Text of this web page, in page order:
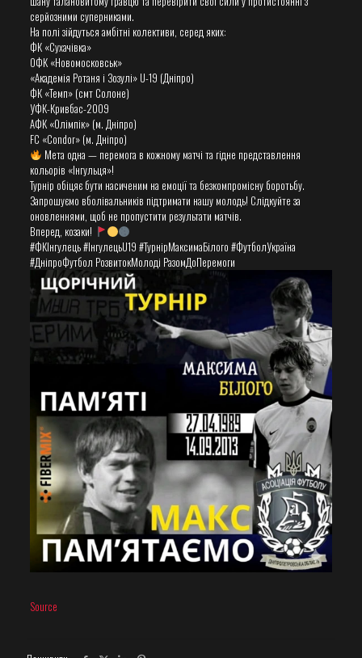
серйозними суперниками.
На полі зійдуться амбітні колективи, серед яких:
​ФК «Сухачівка»
​ОФК «Новомосковськ»
​«Академія Ротаня і Зозулі» U-19 (Дніпро)
​ФК «Темп» (смт Солоне)
​УФК-Кривбас-2009
​АФК «Олімпік» (м. Дніпро)
​FC «Condor» (м. Дніпро)
Мета одна — перемога в кожному матчі та гідне представлення
кольорів «Інгульця»!
Турнір обіцяє бути насиченим на емоції та безкомпромісну боротьбу.
​Запрошуємо вболівальників підтримати нашу молодь! Слідкуйте за
оновленнями, щоб не пропустити результати матчів.
​Вперед, козаки!
​#ФКІнгулець #ІнгулецьU19 #ТурнірМаксимаБілого #ФутболУкраїна
#ДніпроФутбол РозвитокМолоді РазомДоПеремоги
Source